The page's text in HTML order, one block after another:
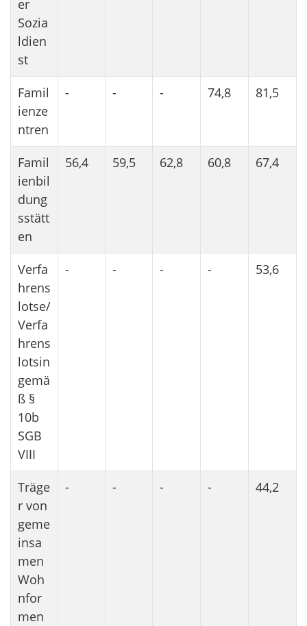
er
Sozia
ldien
st
Famil
ienze
ntren
- - - 74,8 81,5
Famil
ienbil
dung
sstätt
en
56,4 59,5 62,8 60,8 67,4
Verfa
hrens
lotse/
Verfa
hrens
lotsin
gemä
ß §
10b
SGB
VIII
- - - - 53,6
Träge
r von
geme
insa
men
Woh
nfor
men
- - - - 44,2